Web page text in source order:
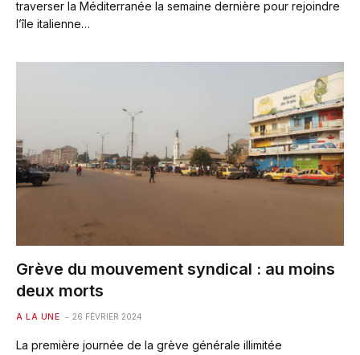
traverser la Méditerranée la semaine dernière pour rejoindre
l’île italienne…
Grève du mouvement syndical : au moins
deux morts
A LA UNE 26 FÉVRIER 2024
La première journée de la grève générale illimitée